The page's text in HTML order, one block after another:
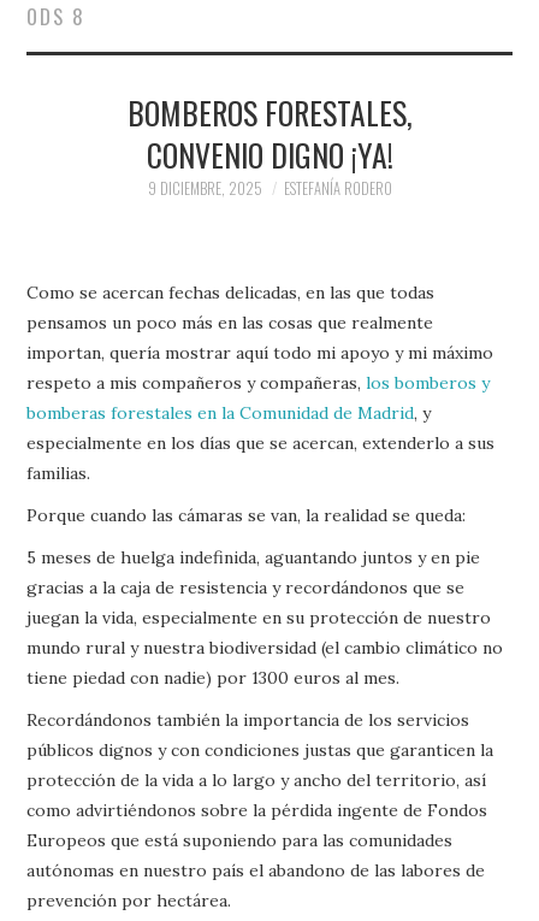
HACER BOSQUE (SALA DE
PRENSA Y
COLABORACIONES)
ODS 8
BOMBEROS FORESTALES,
CONVENIO DIGNO ¡YA!
9 DICIEMBRE, 2025 ESTEFANÍA RODERO
Como se acercan fechas delicadas, en las que todas
pensamos un poco más en las cosas que realmente
importan, quería mostrar aquí todo mi apoyo y mi máximo
respeto a mis compañeros y compañeras,los bomberos y
bomberas forestales en la Comunidad de Madrid, y
especialmente en los días que se acercan, extenderlo a sus
familias.
Porque cuando las cámaras se van, la realidad se queda:
5 meses de huelga indefinida, aguantando juntos y en pie
gracias a la caja de resistencia y recordándonos que se
juegan la vida, especialmente en su protección de nuestro
mundo rural y nuestra biodiversidad (el cambio climático no
tiene piedad con nadie) por 1300 euros al mes.
Recordándonos también la importancia de los servicios
públicos dignos y con condiciones justas que garanticen la
protección de la vida a lo largo y ancho del territorio, así
como advirtiéndonos sobre la pérdida ingente de Fondos
Europeos que está suponiendo para las comunidades
autónomas en nuestro país el abandono de las labores de
prevención por hectárea.